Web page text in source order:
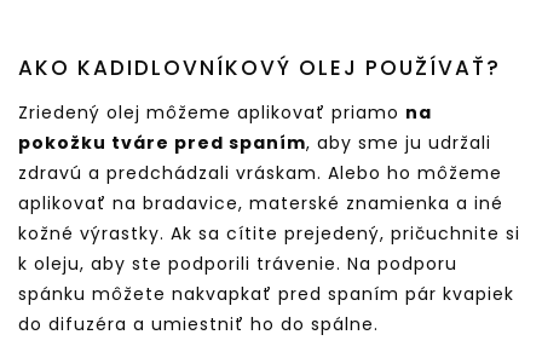
AKO KADIDLOVNÍKOVÝ OLEJ POUŽÍVAŤ?
Zriedený olej môžeme aplikovať priamo na
pokožku tváre pred spaním, aby sme ju udržali
zdravú a predchádzali vráskam. Alebo ho môžeme
aplikovať na bradavice, materské znamienka a iné
kožné výrastky. Ak sa cítite prejedený, pričuchnite si
k oleju, aby ste podporili trávenie. Na podporu
spánku môžete nakvapkať pred spaním pár kvapiek
do difuzéra a umiestniť ho do spálne.